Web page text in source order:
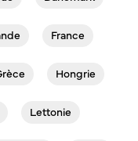
France
Hongrie
Lettonie